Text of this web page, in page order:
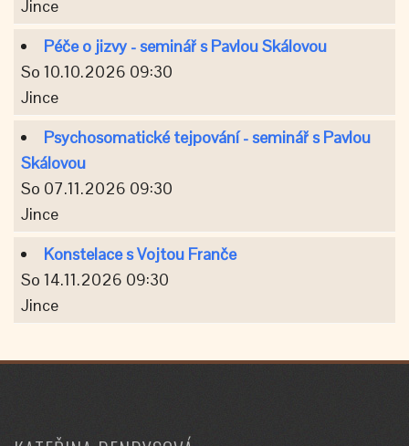
Jince
Péče o jizvy - seminář s Pavlou Skálovou
So 10.10.2026 09:30
Jince
Psychosomatické tejpování - seminář s Pavlou
Skálovou
So 07.11.2026 09:30
Jince
Konstelace s Vojtou Franče
So 14.11.2026 09:30
Jince